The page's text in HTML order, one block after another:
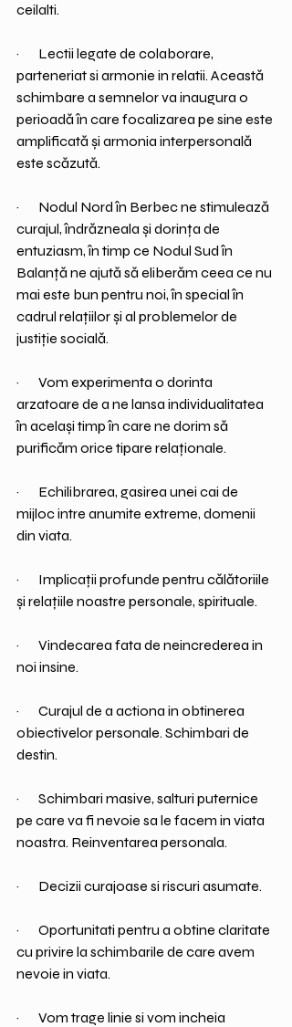
ceilalti.
·       Lectii legate de colaborare,
parteneriat si armonie in relatii. Această
schimbare a semnelor va inaugura o
perioadă în care focalizarea pe sine este
amplificată și armonia interpersonală
este scăzută.
·       Nodul Nord în Berbec ne stimulează
curajul, îndrăzneala și dorința de
entuziasm, în timp ce Nodul Sud în
Balanță ne ajută să eliberăm ceea ce nu
mai este bun pentru noi, în special în
cadrul relațiilor și al problemelor de
justiție socială.
·       Vom experimenta o dorinta
arzatoare de a ne lansa individualitatea
în același timp în care ne dorim să
purificăm orice tipare relaționale.
·       Echilibrarea, gasirea unei cai de
mijloc intre anumite extreme, domenii
din viata.
·       Implicații profunde pentru călătoriile
și relațiile noastre personale, spirituale.
·       Vindecarea fata de neincrederea in
noi insine.
·       Curajul de a actiona in obtinerea
obiectivelor personale. Schimbari de
destin.
·       Schimbari masive, salturi puternice
pe care va fi nevoie sa le facem in viata
noastra. Reinventarea personala.
·       Decizii curajoase si riscuri asumate.
·       Oportunitati pentru a obtine claritate
cu privire la schimbarile de care avem
nevoie in viata.
·       Vom trage linie si vom incheia